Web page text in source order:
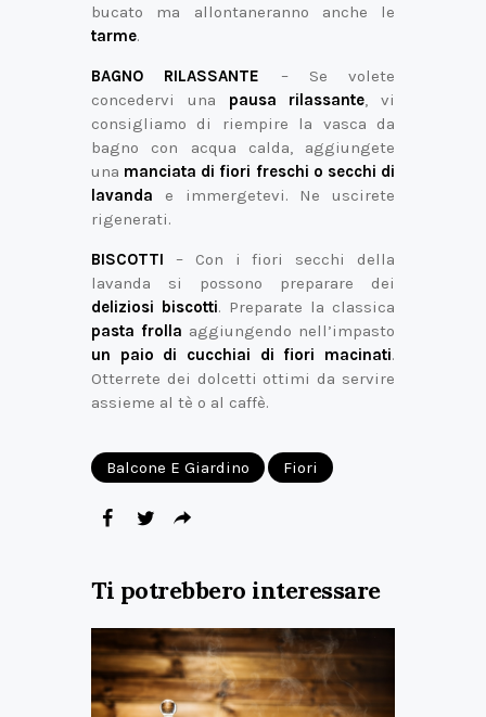
bucato ma allontaneranno anche le
tarme.
BAGNO RILASSANTE – Se volete
concedervi una pausa rilassante, vi
consigliamo di riempire la vasca da
bagno con acqua calda, aggiungete
una manciata di fiori freschi o secchi di
lavanda e immergetevi. Ne uscirete
rigenerati.
BISCOTTI – Con i fiori secchi della
lavanda si possono preparare dei
deliziosi biscotti. Preparate la classica
pasta frolla aggiungendo nell’impasto
un paio di cucchiai di fiori macinati.
Otterrete dei dolcetti ottimi da servire
assieme al tè o al caffè.
Balcone E Giardino Fiori
Ti potrebbero interessare